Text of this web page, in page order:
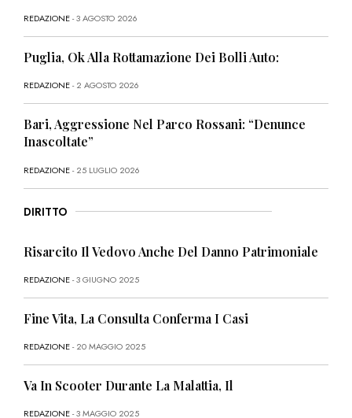
REDAZIONE- 3 AGOSTO 2026
Puglia, Ok Alla Rottamazione Dei Bolli Auto:
REDAZIONE- 2 AGOSTO 2026
Bari, Aggressione Nel Parco Rossani: “Denunce
Inascoltate”
REDAZIONE- 25 LUGLIO 2026
DIRITTO
Risarcito Il Vedovo Anche Del Danno Patrimoniale
REDAZIONE- 3 GIUGNO 2025
Fine Vita, La Consulta Conferma I Casi
REDAZIONE- 20 MAGGIO 2025
Va In Scooter Durante La Malattia, Il
REDAZIONE- 3 MAGGIO 2025